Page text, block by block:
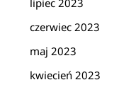
lipiec 2023
czerwiec 2023
maj 2023
kwiecień 2023